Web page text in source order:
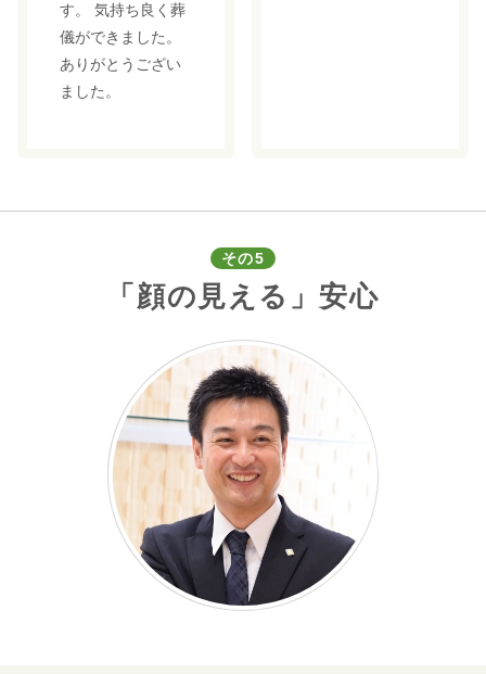
す。 気持ち良く葬
儀ができました。
ありがとうござい
ました。
その5
「顔の見える」安心